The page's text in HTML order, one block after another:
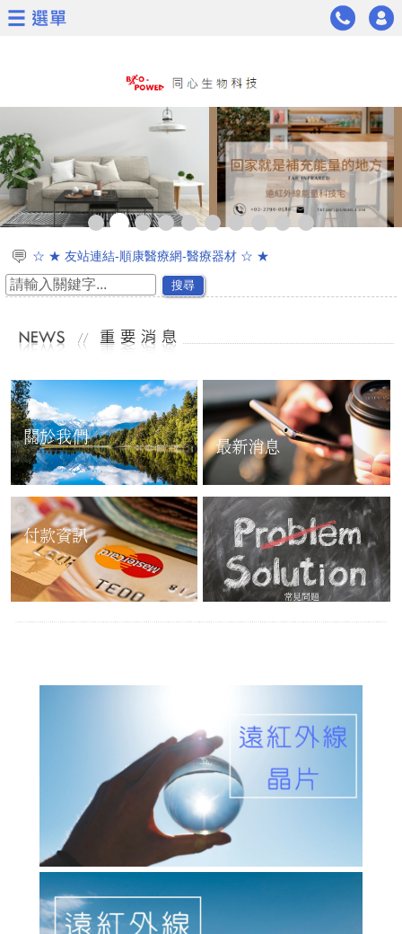
< >
☆ ★ 友站連結-順康醫療網-醫療器材 ☆ ★
☆ ★ 通過美國FDA與臺灣衛福部第一級醫療器材認證 ☆ ★
☆ ★新品上市☆ ★遠紅外線太赫茲波能量科技木地板
☆通過專利證書★能量茶葉及能量茶包★遠紅外線能量面膜
☆ ★~歡迎加入會員可獲得新產品資訊喔~☆ ★
☆同心生技遠紅外線通過23項專利證書☆ ★
搜尋